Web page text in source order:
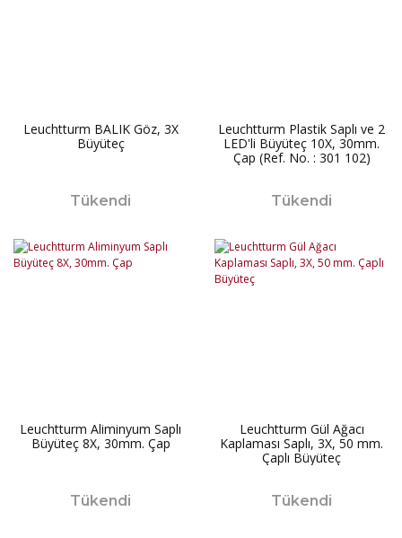
Leuchtturm BALIK Göz, 3X
Büyüteç
Tükendi
Leuchtturm Plastik Saplı ve 2
LED'li Büyüteç 10X, 30mm.
Çap (Ref. No. : 301 102)
Tükendi
Leuchtturm Aliminyum Saplı
Büyüteç 8X, 30mm. Çap
Tükendi
Leuchtturm Gül Ağacı
Kaplaması Saplı, 3X, 50 mm.
Çaplı Büyüteç
Tükendi